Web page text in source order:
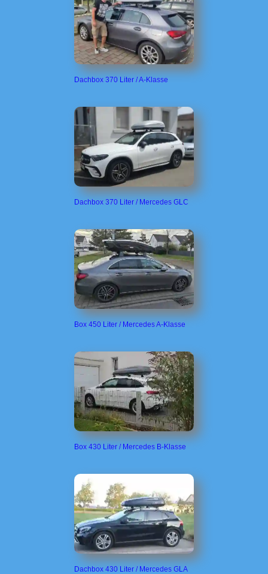
Dachbox 370 Liter / A-Klasse
Dachbox 370 Liter / Mercedes GLC
Box 450 Liter / Mercedes A-Klasse
Box 430 Liter / Mercedes B-Klasse
Dachbox 430 Liter / Mercedes GLA